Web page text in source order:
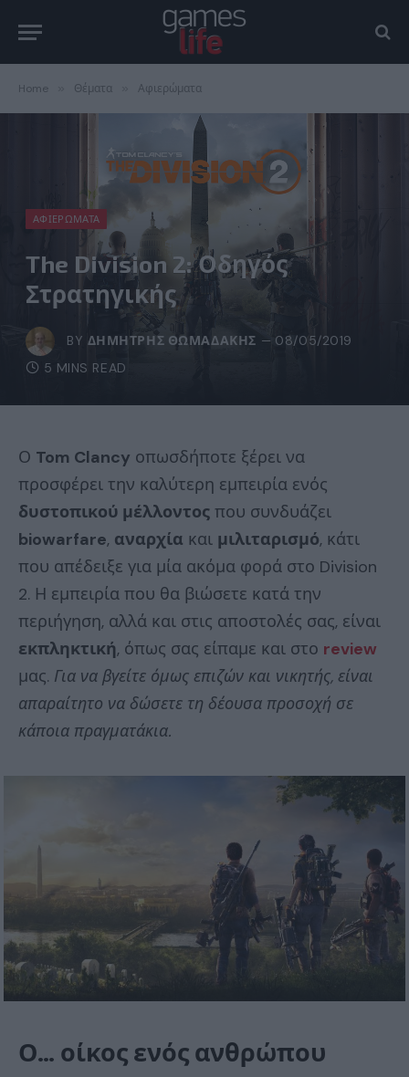
Home Θέματα Αφιερώματα
ΑΦΙΕΡΏΜΑΤΑ
The Division 2: Οδηγός
Στρατηγικής
BY ΔΗΜΉΤΡΗΣ ΘΩΜΑΔΆΚΗΣ
08/05/2019
5 MINS READ
Ο Tom Clancy οπωσδήποτε ξέρει να
προσφέρει την καλύτερη εμπειρία ενός
δυστοπικού μέλλοντος που συνδυάζει
biowarfare, αναρχία και μιλιταρισμό, κάτι
που απέδειξε για μία ακόμα φορά στο Division
2. Η εμπειρία που θα βιώσετε κατά την
περιήγηση, αλλά και στις αποστολές σας, είναι
εκπληκτική, όπως σας είπαμε και στο review
μας. Για να βγείτε όμως επιζών και νικητής, είναι
απαραίτητο να δώσετε τη δέουσα προσοχή σε
κάποια πραγματάκια.
Ο… οίκος ενός ανθρώπου